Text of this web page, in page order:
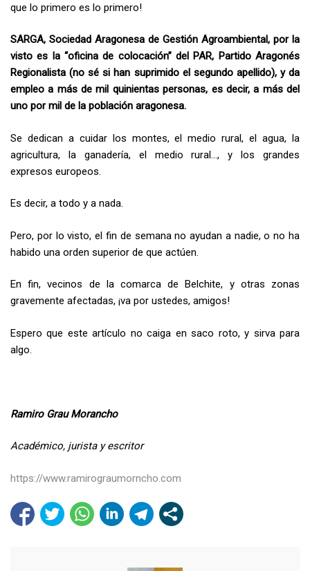
que lo primero es lo primero!
SARGA, Sociedad Aragonesa de Gestión Agroambiental, por la
visto es la “oficina de colocación” del PAR, Partido Aragonés
Regionalista (no sé si han suprimido el segundo apellido), y da
empleo a más de mil quinientas personas, es decir, a más del
uno por mil de la población aragonesa.
Se dedican a cuidar los montes, el medio rural, el agua, la
agricultura, la ganadería, el medio rural…, y los grandes
expresos europeos.
Es decir, a todo y a nada.
Pero, por lo visto, el fin de semana no ayudan a nadie, o no ha
habido una orden superior de que actúen.
En fin, vecinos de la comarca de Belchite, y otras zonas
gravemente afectadas, ¡va por ustedes, amigos!
Espero que este artículo no caiga en saco roto, y sirva para
algo.
Ramiro Grau Morancho
Académico, jurista y escritor
https://www.ramirograumorncho.com